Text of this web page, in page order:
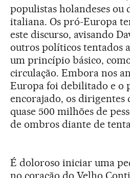
populistas holandeses ou
italiana. Os pró-Europa
este discurso, avisando
outros políticos tentados
um princípio básico,
circulação. Embora nos
Europa foi debilitado e o
encorajado, os dirigentes
quase 500 milhões de
de ombros diante de
É doloroso iniciar uma
no coração do Velho